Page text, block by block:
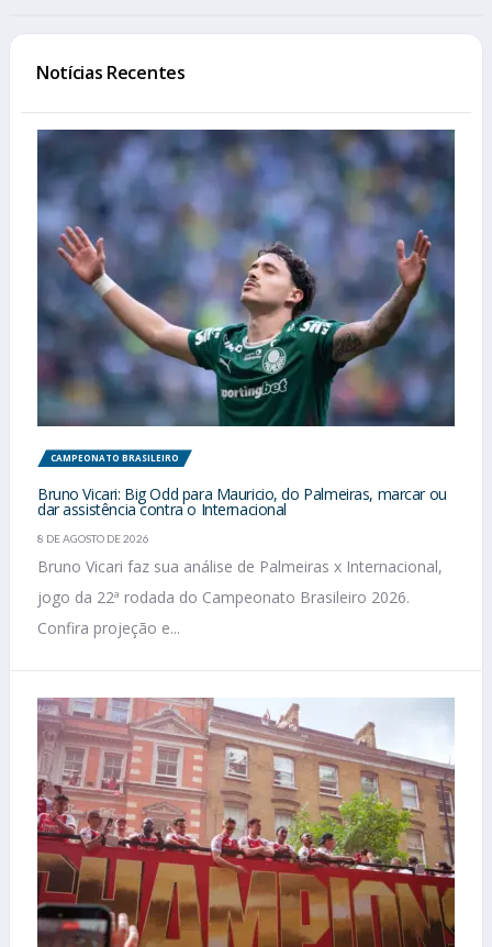
Notícias Recentes
CAMPEONATO BRASILEIRO
Bruno Vicari: Big Odd para Mauricio, do Palmeiras, marcar ou
dar assistência contra o Internacional
8 DE AGOSTO DE 2026
Bruno Vicari faz sua análise de Palmeiras x Internacional,
jogo da 22ª rodada do Campeonato Brasileiro 2026.
Confira projeção e...